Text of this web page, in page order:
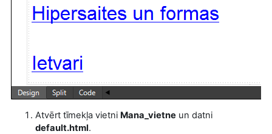
Atvērt tīmekļa vietni Mana_vietne un datni
default.html.